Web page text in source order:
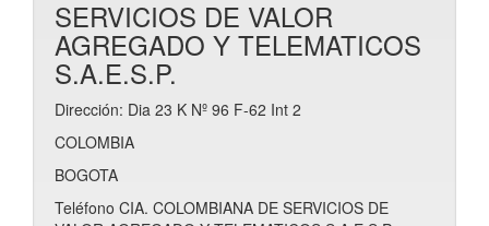
SERVICIOS DE VALOR
AGREGADO Y TELEMATICOS
S.A.E.S.P.
Dirección: Dia 23 K Nº 96 F-62 Int 2
COLOMBIA
BOGOTA
Teléfono CIA. COLOMBIANA DE SERVICIOS DE